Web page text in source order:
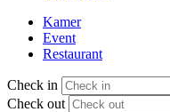
Kamer
Event
Restaurant
Check in
Check out